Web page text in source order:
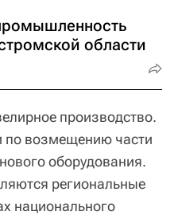
области
производство.
по возмещению части
оборудования.
региональные
национального